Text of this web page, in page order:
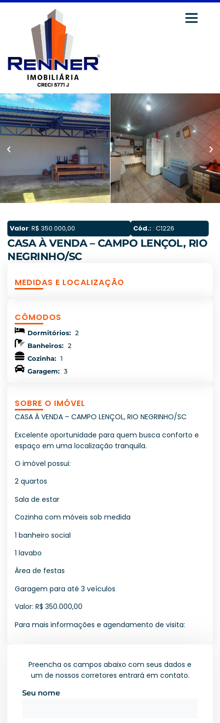
Valor: R$ 350.000,00 Cód.: : C1226
CASA À VENDA – CAMPO LENÇOL, RIO
NEGRINHO/SC
MEDIDAS E LOCALIZAÇÃO
CÔMODOS
Dormitórios: 2
Banheiros: 2
Cozinha: 1
Garagem: 3
SOBRE O IMÓVEL
CASA À VENDA – CAMPO LENÇOL, RIO NEGRINHO/SC
Excelente oportunidade para quem busca conforto e
espaço em uma localização tranquila.
O imóvel possui:
2 quartos
Sala de estar
Cozinha com móveis sob medida
1 banheiro social
1 lavabo
Área de festas
Garagem para até 3 veículos
Valor: R$ 350.000,00
Para mais informações e agendamento de visita:
Preencha os campos abaixo com seus dados e
um de nossos corretores entrará em contato.
Seu nome